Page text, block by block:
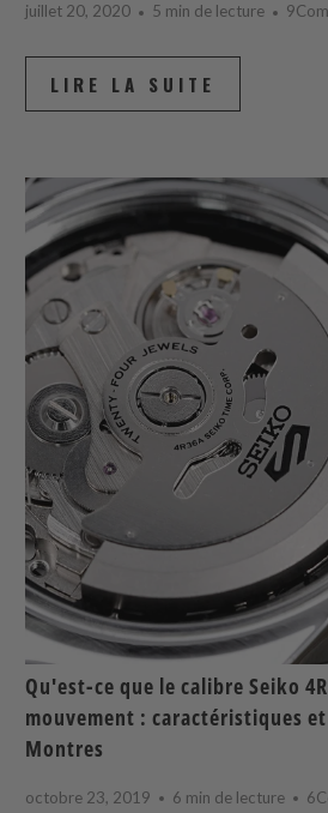
juillet 20, 2020 5 min de lecture
LIRE LA SUITE
Qu'est-ce que le calibre Seiko
mouvement : caractéristiques
Montres
octobre 23, 2019 6 min de lecture